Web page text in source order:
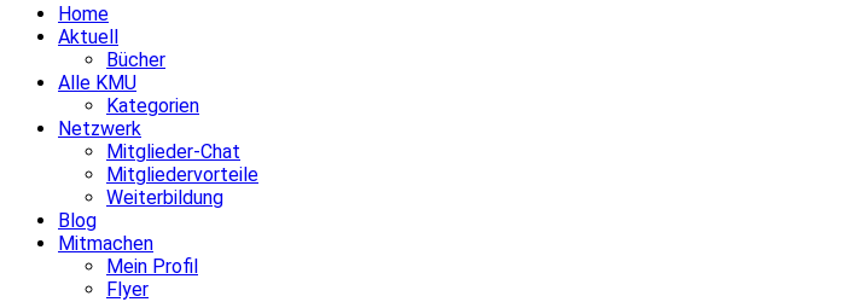
Home
Aktuell
Bücher
Alle KMU
Kategorien
Netzwerk
Mitglieder-Chat
Mitgliedervorteile
Weiterbildung
Blog
Mitmachen
Mein Profil
Flyer